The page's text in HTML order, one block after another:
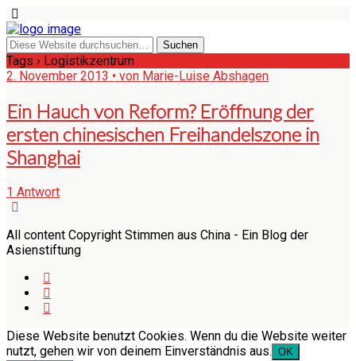
Tags › Logistikzentrum
2. November 2013 • von Marie-Luise Abshagen
Ein Hauch von Reform? Eröffnung der
ersten chinesischen Freihandelszone in
Shanghai
1 Antwort
All content Copyright Stimmen aus China - Ein Blog der
Asienstiftung
Diese Website benutzt Cookies. Wenn du die Website weiter
nutzt, gehen wir von deinem Einverständnis aus. OK